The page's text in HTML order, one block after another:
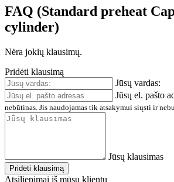
FAQ (Standard preheat
cylinder)
Nėra jokių klausimų.
Pridėti klausimą
Jūsų vardas:
Jūsų el. pašto
nebūtinas. Jis naudojamas tik atsakymui siųsti ir
Jūsų klausimas
Pridėti klausimą
Atsiliepimai iš mūsų klientų